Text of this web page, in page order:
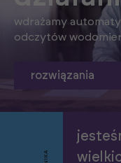
wdrażamy
odczytów
rozwiązania